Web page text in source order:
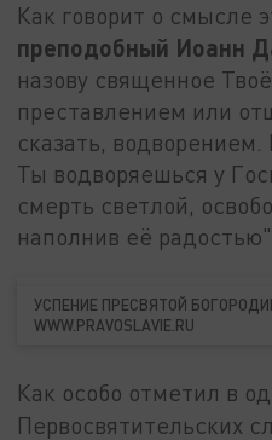
Как говорит о смысле
преподобный Иоанн
назову священное
преставлением или
сказать,
Ты водворяешься у
смерть светлой,
наполнив её радостью".
УСПЕНИЕ ПРЕСВЯТОЙ
WWW.PRAVOSLAVIE.RU
Как особо отметил в
Первосвятительских